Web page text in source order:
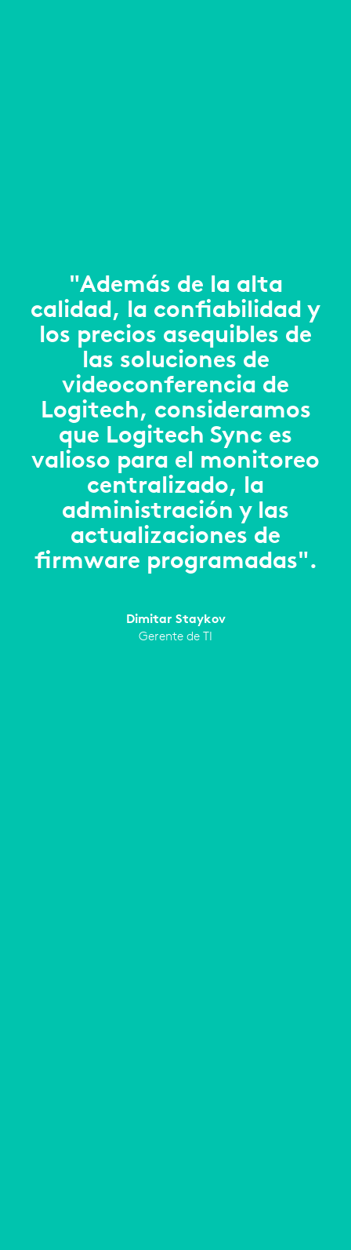
"Además de la alta
calidad, la confiabilidad y
los precios asequibles de
las soluciones de
videoconferencia de
Logitech, consideramos
que Logitech Sync es
valioso para el monitoreo
centralizado, la
administración y las
actualizaciones de
firmware programadas".
Dimitar Staykov
Gerente de TI